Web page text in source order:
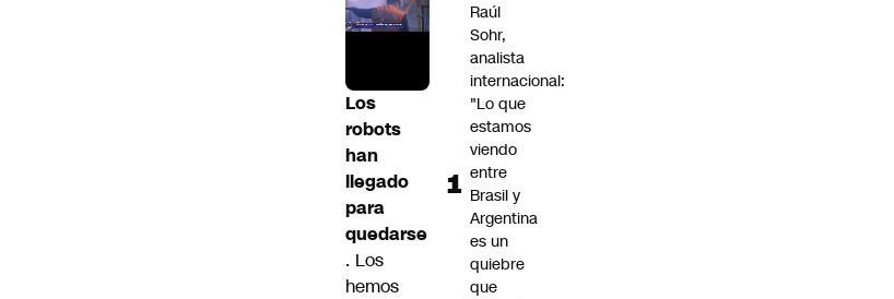
Los
robots
han
llegado
para
quedarse
. Los
hemos
Raúl
Sohr,
analista
internacional:
"Lo que
estamos
viendo
entre
Brasil y
Argentina
es un
quiebre
que